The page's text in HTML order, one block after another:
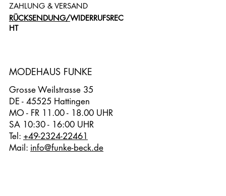
ZAHLUNG & VERSAND
RÜCKSENDUNG/WIDERRUFSREC
HT
Grosse Weilstrasse 35
DE - 45525 Hattingen
MO - FR 11.00 - 18.00 UHR
SA 10:30 - 16:00 UHR
Tel: +49-2324-22461
Mail: info@funke-beck.de
MODEHAUS FUNKE